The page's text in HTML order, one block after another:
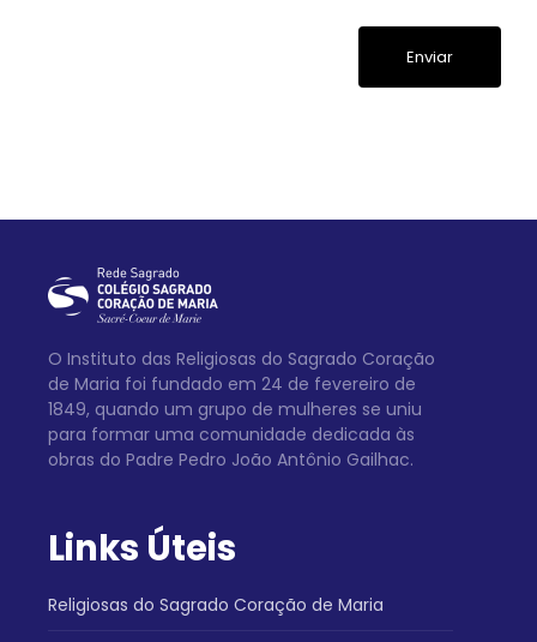
O Instituto das Religiosas do Sagrado Coração
de Maria foi fundado em 24 de fevereiro de
1849, quando um grupo de mulheres se uniu
para formar uma comunidade dedicada às
obras do Padre Pedro João Antônio Gailhac.
Links Úteis
Religiosas do Sagrado Coração de Maria